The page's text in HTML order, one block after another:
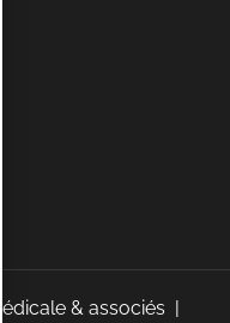
& associés |